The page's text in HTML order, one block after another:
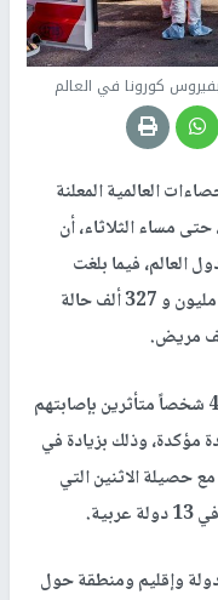
العالمية المعلنة
كورونا المستجد- " كوفيد19"، حتى مساء الثلاثاء، أن
شخصاً في دول العالم، فيما بلغت
حصيلة أعداد المصابين المعلن عنهم، نحو 4 مليون و 327 ألف حالة
وأعلنت 14 دولة عربية، الثلاثاء، عن وفاة 44 شخصاً متأثرين بإصابتهم
6,515 إصابة جديدة مؤكدة، وذلك بزيادة في
حصيلة الاثنين التي
جائحة كورونا في تفشيها في 212 دولة وإقليم ومنطقة حول